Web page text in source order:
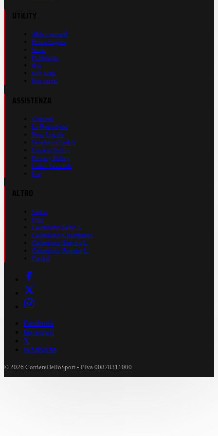
Abbonamenti
Prima Pagina
Store
Pubblicità
Rss
Site Map
Registrati
Contatti
La Redazione
Nota Legale
Gestione Cookie
Cookie Policy
Privacy Policy
Cond. Generali
Faq
Video
Foto
Calendario Serie A
Calendario Champions
Calendario Europa L.
Calendario Premier L.
Casinò
Facebook
Instagram
X
WhatsApp
© 2026 CorriereDelloSport - P.Iva 00878311000